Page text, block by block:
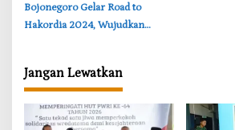
Bojonegoro Gelar Road to
Hakordia 2024, Wujudkan
Jangan Lewatkan